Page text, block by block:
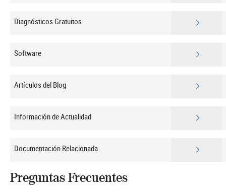
Diagnósticos Gratuitos
Software
Artículos del Blog
Información de Actualidad
Documentación Relacionada
Preguntas Frecuentes